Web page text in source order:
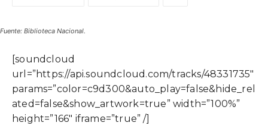
Fuente: Biblioteca Nacional.
[soundcloud
url=”https://api.soundcloud.com/tracks/48331735″
params=”color=c9d300&auto_play=false&hide_rel
ated=false&show_artwork=true” width=”100%”
height=”166″ iframe=”true” /]